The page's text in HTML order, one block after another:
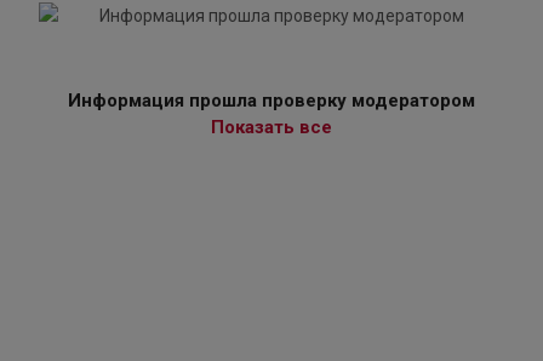
Информация прошла проверку модератором
Показать все